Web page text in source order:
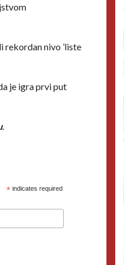
rekordan nivo ’liste
je igra prvi put
.
* indicates required